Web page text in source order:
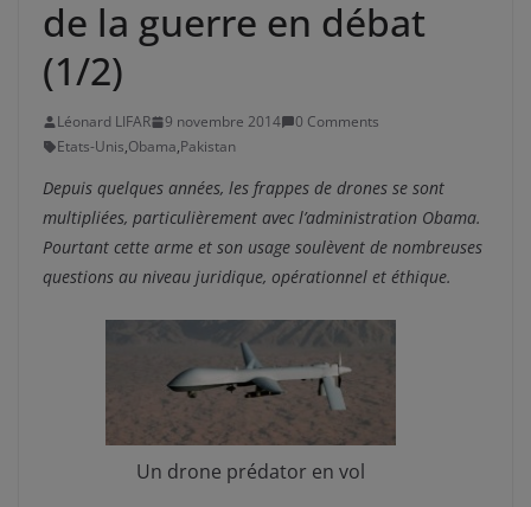
de la guerre en débat
(1/2)
Léonard LIFAR 9 novembre 2014
0 Comments
Etats-Unis,Obama,Pakistan
Depuis quelques années, les frappes de drones se sont
multipliées, particulièrement avec l’administration Obama.
Pourtant cette arme et son usage soulèvent de nombreuses
questions au niveau juridique, opérationnel et éthique.
Un drone prédator en vol